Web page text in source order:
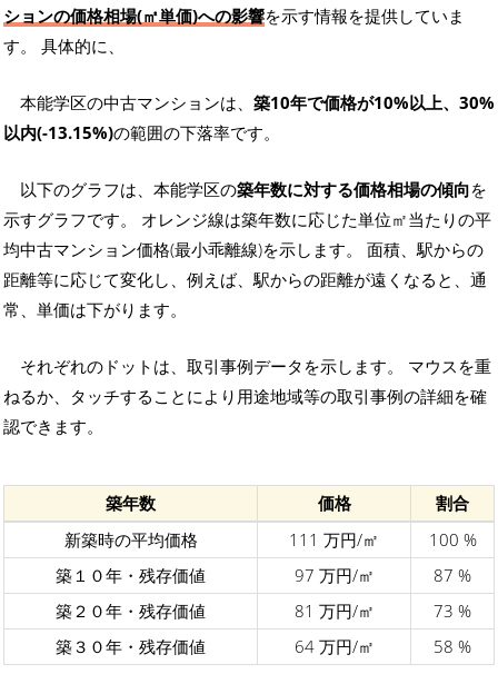
ションの価格相場(㎡単価)への影響を示す情報を提供していま
す。 具体的に、
本能学区の中古マンションは、 築10年で価格が10%以上、30%
以内(-13.15%)の範囲の下落率です。
以下のグラフは、本能学区の築年数に対する価格相場の傾向を
示すグラフです。 オレンジ線は築年数に応じた単位㎡当たりの平
均中古マンション価格(最小乖離線)を示します。 面積、駅からの
距離等に応じて変化し、例えば、駅からの距離が遠くなると、通
常、単価は下がります。
それぞれのドットは、取引事例データを示します。 マウスを重
ねるか、タッチすることにより用途地域等の取引事例の詳細を確
認できます。
築年数 価格
割合
新築時の平均価格
111 万円/㎡
100 %
築１０年・残存価値
97 万円/㎡
87 %
築２０年・残存価値
81 万円/㎡
73 %
築３０年・残存価値
64 万円/㎡ 58 %